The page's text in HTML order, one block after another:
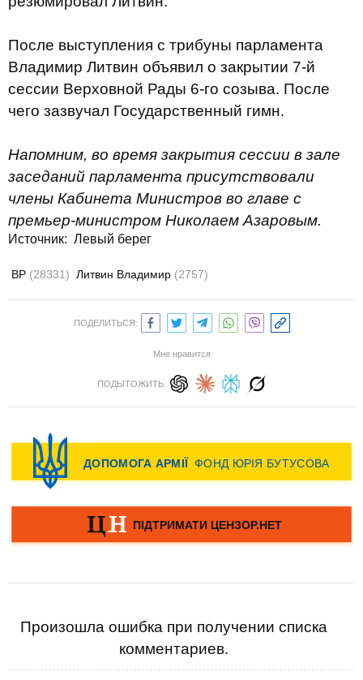
После выступления с трибуны парламента
Владимир Литвин объявил о закрытии 7-й
сессии Верховной Рады 6-го созыва. После
чего зазвучал Государственный гимн.
Напомним, во время закрытия сессии в зале
заседаний парламента присутствовали
члены Кабинета Министров во главе с
премьер-министром Николаем Азаровым.
Источник: Левый берег
ВР (28331) Литвин Владимир (2757)
ПОДЕЛИТЬСЯ:
Мне нравится
ПОДЫТОЖИТЬ:
Произошла ошибка при получении списка
комментариев.